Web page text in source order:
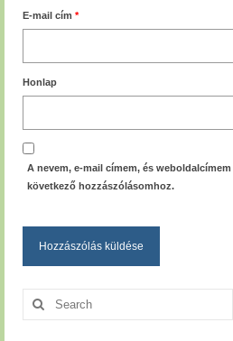
E-mail cím *
Honlap
A nevem, e-mail címem, és
következő hozzászólásomhoz.
Search
for: